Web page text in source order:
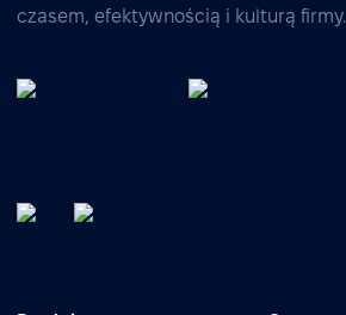
czasem, efektywnością i kulturą firmy.